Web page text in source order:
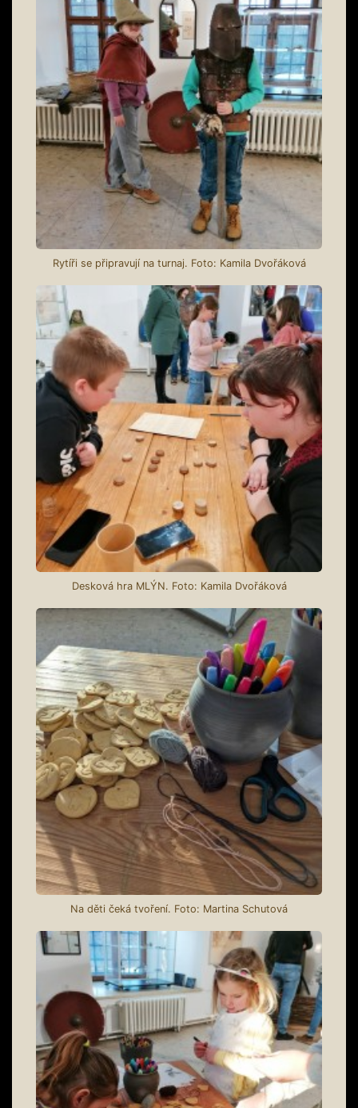
Rytíři se připravují na turnaj. Foto: Kamila Dvořáková
Desková hra MLÝN. Foto: Kamila Dvořáková
Na děti čeká tvoření. Foto: Martina Schutová